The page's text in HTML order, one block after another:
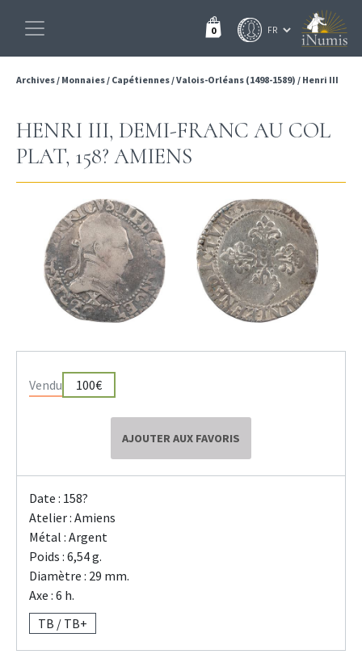
0
Archives/ Monnaies/ Capétiennes/Valois-Orléans (1498-1589) / Henri III
HENRI III, DEMI-FRANC AU COL
PLAT, 158? AMIENS
Vendu 100€
AJOUTER AUX FAVORIS
Date : 158?
Atelier : Amiens
Métal : Argent
Poids : 6,54 g.
Diamètre : 29 mm.
Axe : 6 h.
TB / TB+